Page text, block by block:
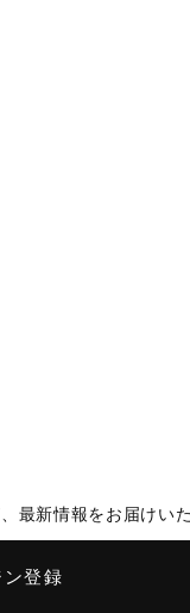
最新情報をお届けい
登録